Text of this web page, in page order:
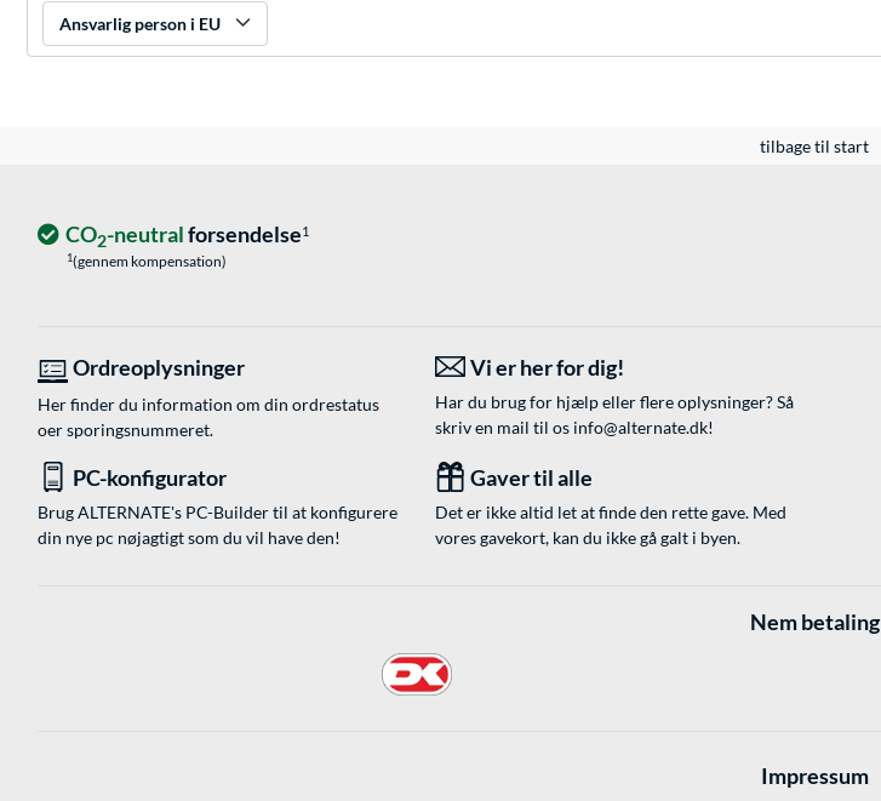
Ansvarlig person i EU
tilbage til start
CO2-neutralforsendelse1
1(gennem kompensation)
Ordreoplysninger
Her finder du information om din ordrestatus
oer sporingsnummeret.
Vi er her for dig!
Har du brug for hjælp eller flere oplysninger? Så
skriv en mail til os info@alternate.dk!
PC-konfigurator
Brug ALTERNATE's PC-Builder til at konfigurere
din nye pc nøjagtigt som du vil have den!
Gaver til alle
Det er ikke altid let at finde den rette gave. Med
vores gavekort, kan du ikke gå galt i byen.
Nem betaling
Impressum